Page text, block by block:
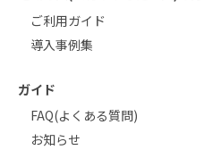
ご利用ガイド
導入事例集
ガイド
FAQ(よくある質問)
お知らせ